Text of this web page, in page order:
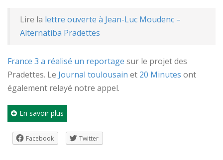
Lire la lettre ouverte à Jean-Luc Moudenc –
Alternatiba Pradettes
France 3 a réalisé un reportage sur le projet des
Pradettes. Le Journal toulousain et 20 Minutes ont
également relayé notre appel.
En savoir plus
Facebook Twitter